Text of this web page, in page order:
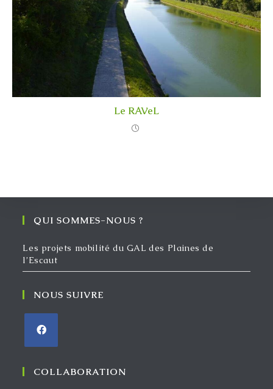
Le RAVeL
QUI SOMMES-NOUS ?
Les projets mobilité du GAL des Plaines de
l’Escaut
NOUS SUIVRE
COLLABORATION